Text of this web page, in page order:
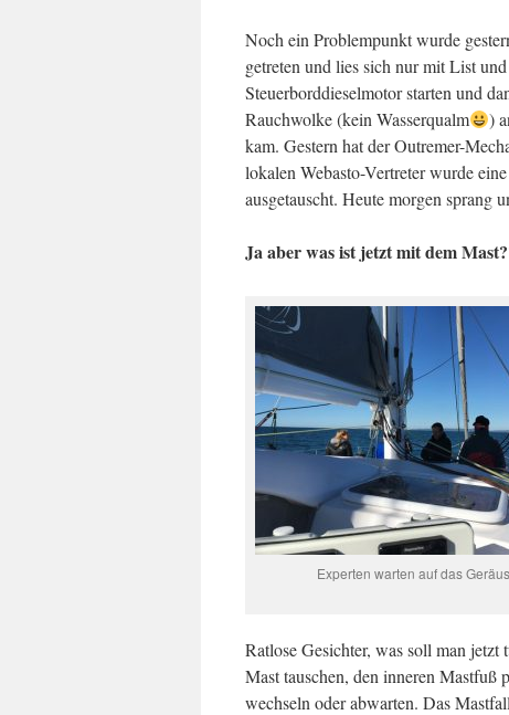
Noch ein Problempunkt wurde
getreten und lies sich nur mit List
Steuerborddieselmotor starten und
Rauchwolke (kein Wasserqualm
)
kam. Gestern hat der Outremer-
lokalen Webasto-Vertreter wurde
ausgetauscht. Heute morgen sprang
Ja aber was ist jetzt mit dem
Experten warten auf das
Ratlose Gesichter, was soll man jetzt
Mast tauschen, den inneren Mastfuß
wechseln oder abwarten. Das